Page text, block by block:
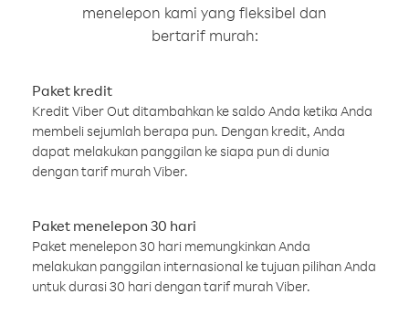
menelepon kami yang fleksibel dan
bertarif murah:
Paket kredit
Kredit Viber Out ditambahkan ke saldo Anda ketika Anda
membeli sejumlah berapa pun. Dengan kredit, Anda
dapat melakukan panggilan ke siapa pun di dunia
dengan tarif murah Viber.
Paket menelepon 30 hari
Paket menelepon 30 hari memungkinkan Anda
melakukan panggilan internasional ke tujuan pilihan Anda
untuk durasi 30 hari dengan tarif murah Viber.